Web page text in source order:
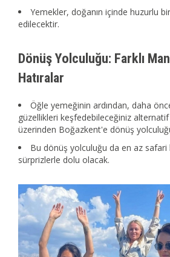
Yemekler, doğanın içinde huzurlu
edilecektir.
Dönüş Yolculuğu: Farklı
Hatıralar
Öğle yemeğinin ardından, daha
güzellikleri keşfedebileceğiniz
üzerinden Boğazkent'e dönüş
Bu dönüş yolculuğu da en az safari
sürprizlerle dolu olacak.